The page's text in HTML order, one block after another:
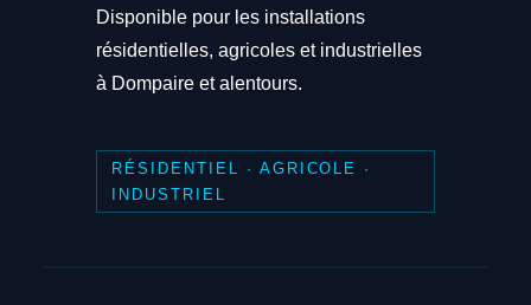
Disponible pour les installations
résidentielles, agricoles et industrielles
à Dompaire et alentours.
RÉSIDENTIEL · AGRICOLE ·
INDUSTRIEL